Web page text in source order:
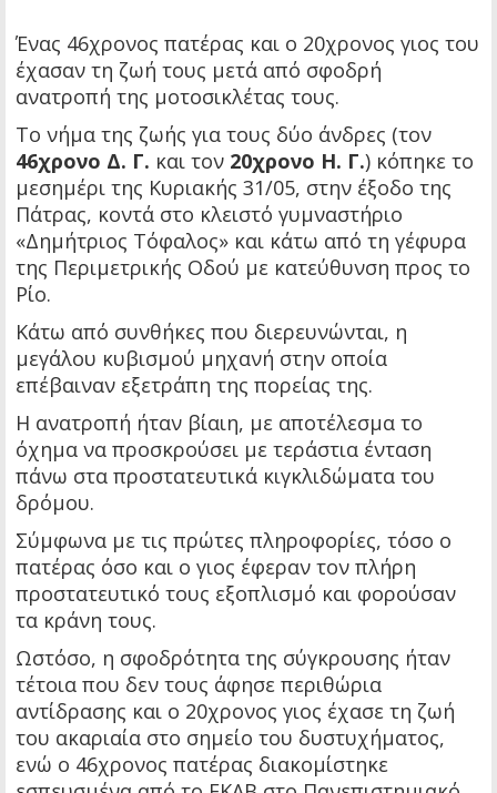
Ένας 46χρονος πατέρας και ο 20χρονος γιος του
έχασαν τη ζωή τους μετά από σφοδρή
ανατροπή της μοτοσικλέτας τους.
Το νήμα της ζωής για τους δύο άνδρες (τον
46χρονο Δ. Γ. και τον 20χρονο Η. Γ.) κόπηκε το
μεσημέρι της Κυριακής 31/05, στην έξοδο της
Πάτρας, κοντά στο κλειστό γυμναστήριο
«Δημήτριος Τόφαλος» και κάτω από τη γέφυρα
της Περιμετρικής Οδού με κατεύθυνση προς το
Ρίο.
Κάτω από συνθήκες που διερευνώνται, η
μεγάλου κυβισμού μηχανή στην οποία
επέβαιναν εξετράπη της πορείας της.
Η ανατροπή ήταν βίαιη, με αποτέλεσμα το
όχημα να προσκρούσει με τεράστια ένταση
πάνω στα προστατευτικά κιγκλιδώματα του
δρόμου.
Σύμφωνα με τις πρώτες πληροφορίες, τόσο ο
πατέρας όσο και ο γιος έφεραν τον πλήρη
προστατευτικό τους εξοπλισμό και φορούσαν
τα κράνη τους.
Ωστόσο, η σφοδρότητα της σύγκρουσης ήταν
τέτοια που δεν τους άφησε περιθώρια
αντίδρασης και ο 20χρονος γιος έχασε τη ζωή
του ακαριαία στο σημείο του δυστυχήματος,
ενώ ο 46χρονος πατέρας διακομίστηκε